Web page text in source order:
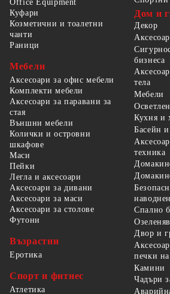
Office Equipment
Куфари
Козметични и тоалетни
чанти
Раници
Мебели
Аксесоари за офис мебели
Комплекти мебели
Аксесоари за паравани за
стая
Външни мебели
Колички и островни
шкафове
Маси
Пейки
Легла и аксесоари
Аксесоари за дивани
Аксесоари за маси
Аксесоари за столове
Футони
Възрастни
Еротика
Спорт и фитнес
Атлетика
Дом и
Декор
бизнеса
тела
Мебели
Кухня и
Басейн
техника
Спално
Двор и
печки
Камини
Чадъри